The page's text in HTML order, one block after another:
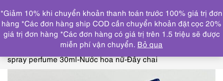
DANH MỤC
Trang chủ
THƯƠNG HIỆU NỔI
GIVENCHY
0455-GIVENCHY Eau Torride EDT
spray perfume 30ml-Nước hoa nữ-Đầy chai
*Giảm 10% khi chuyển khoản thanh toán trước 100% giá trị đơn
hàng *Các đơn hàng ship COD cần chuyển khoản đặt cọc 20%
giá trị đơn hàng *Các đơn hàng có giá trị trên 1.5 triệu sẽ được
miễn phí vận chuyển. Bỏ qua